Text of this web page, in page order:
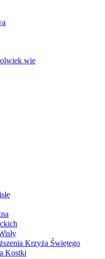
wie
Krzyża Świętego
Kostki